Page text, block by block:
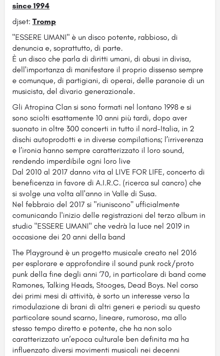
since 1994
djset: Tromp
"ESSERE UMANI" è un disco potente, rabbioso, di
denuncia e, soprattutto, di parte.
È un disco che parla di diritti umani, di abusi in divisa,
dell'importanza di manifestare il proprio dissenso sempre
e comunque, di partigiani, di operai, delle paranoie di un
musicista, del divario generazionale.
Gli Atropina Clan si sono formati nel lontano 1998 e si
sono sciolti esattamente 10 anni più tardi, dopo aver
suonato in oltre 300 concerti in tutto il nord-Italia, in 2
dischi autoprodotti e in diverse compilations; l’irriverenza
e l’ironia hanno sempre caratterizzato il loro sound,
rendendo imperdibile ogni loro live
Dal 2010 al 2017 danno vita al LIVE FOR LIFE, concerto di
beneficenza in favore di A.I.R.C. (ricerca sul cancro) che
si svolge una volta all'anno in Valle di Susa.
Nel febbraio del 2017 si "riuniscono" ufficialmente
comunicando l'inizio delle registrazioni del terzo album in
studio "ESSERE UMANI" che vedrà la luce nel 2019 in
occasione dei 20 anni della band
The Playground è un progetto musicale creato nel 2016
per esplorare e approfondire il sound punk rock/proto
punk della fine degli anni ‘70, in particolare di band come
Ramones, Talking Heads, Stooges, Dead Boys. Nel corso
dei primi mesi di attività, è sorto un interesse verso la
rimodulazione di brani di altri generi e periodi su questo
particolare sound scarno, lineare, rumoroso, ma allo
stesso tempo diretto e potente, che ha non solo
caratterizzato un’epoca culturale ben definita ma ha
influenzato diversi movimenti musicali nei decenni